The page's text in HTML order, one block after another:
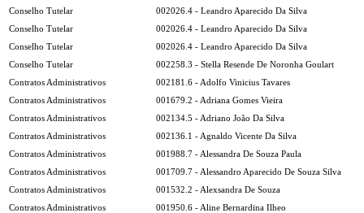
Conselho Tutelar
002026.4 - Leandro Aparecido Da Silva
Conselho Tutelar
002026.4 - Leandro Aparecido Da Silva
Conselho Tutelar
002026.4 - Leandro Aparecido Da Silva
Conselho Tutelar
002258.3 - Stella Resende De Noronha Goulart
Contratos Administrativos
002181.6 - Adolfo Vinicius Tavares
Contratos Administrativos
001679.2 - Adriana Gomes Vieira
Contratos Administrativos
002134.5 - Adriano João Da Silva
Contratos Administrativos
002136.1 - Agnaldo Vicente Da Silva
Contratos Administrativos
001988.7 - Alessandra De Souza Paula
Contratos Administrativos
001709.7 - Alessandro Aparecido De Souza Silva
Contratos Administrativos
001532.2 - Alexsandra De Souza
Contratos Administrativos
001950.6 - Aline Bernardina Ilheo